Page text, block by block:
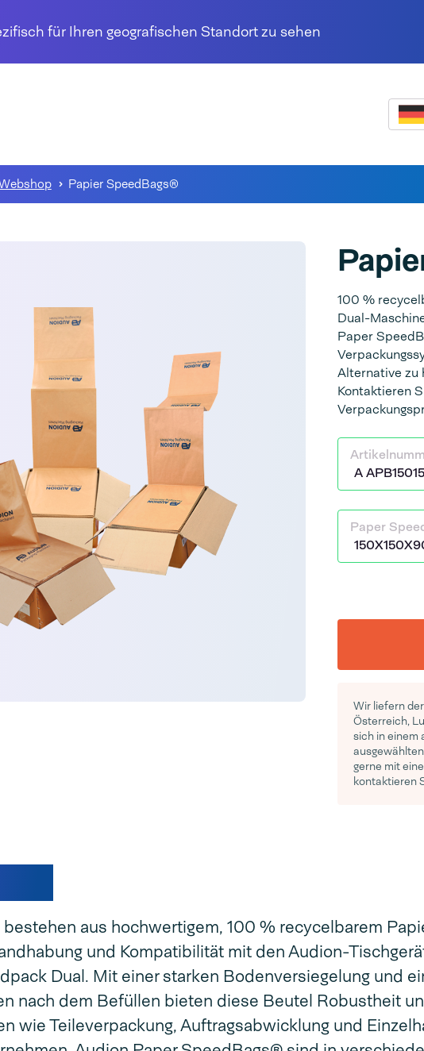
für Ihren geografischen Standort zu sehen
Papier SpeedBags®
100 %
Dual-
Paper
Alternative zu
Kontaktieren
Paper
Wir liefern
Österreich,
sich in einem
gerne mit
kontaktieren
aus hochwertigem, 100 % recycelbarem
und Kompatibilität mit den Audion-
Dual. Mit einer starken Bodenversiegelung und
nach dem Befüllen bieten diese Beutel Robustheit
wie Teileverpackung, Auftragsabwicklung und